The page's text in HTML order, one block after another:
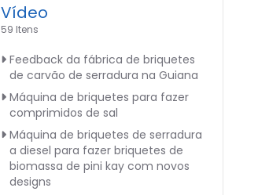
Vídeo
59 Itens
Feedback da fábrica de briquetes
de carvão de serradura na Guiana
Máquina de briquetes para fazer
comprimidos de sal
Máquina de briquetes de serradura
a diesel para fazer briquetes de
biomassa de pini kay com novos
designs